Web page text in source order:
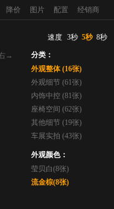
降价 图片 配置 经销商
→
速度 3秒 5秒 8秒
分类：
外观整体 (16张)
外观细节 (61张)
内饰中控 (81张)
座椅空间 (62张)
其他细节 (19张)
车展实拍 (43张)
外观颜色：
莹贝白(8张)
流金棕(8张)